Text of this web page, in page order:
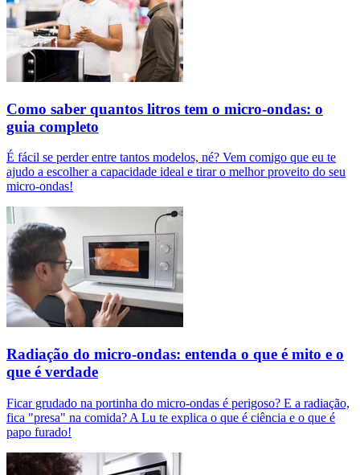
Como saber quantos litros tem o micro-ondas: o
guia completo
É fácil se perder entre tantos modelos, né? Vem comigo que eu te
ajudo a escolher a capacidade ideal e tirar o melhor proveito do seu
micro-ondas!
Radiação do micro-ondas: entenda o que é mito e o
que é verdade
Ficar grudado na portinha do micro-ondas é perigoso? E a radiação,
fica "presa" na comida? A Lu te explica o que é ciência e o que é
papo furado!